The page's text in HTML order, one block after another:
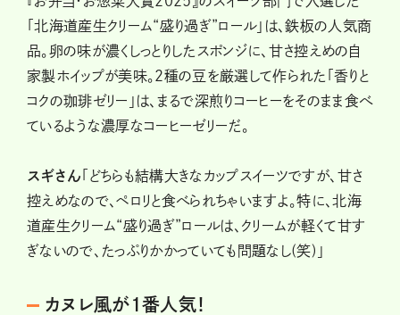
「北海道産生クリーム“盛り過ぎ”ロール」は、鉄板の人気商
品。卵の味が濃くしっとりしたスポンジに、甘さ控えめの自
家製ホイップが美味。２種の豆を厳選して作られた「香りと
コクの珈琲ゼリー」は、まるで深煎りコーヒーをそのまま食べ
ているような濃厚なコーヒーゼリーだ。
スギさん 「どちらも結構大きなカップスイーツですが、甘さ
控えめなので、ペロリと食べられちゃいますよ。特に、北海
道産生クリーム“盛り過ぎ”ロールは、クリームが軽くて甘す
ぎないので、たっぷりかかっていても問題なし(笑)」
カヌレ風が1番人気！